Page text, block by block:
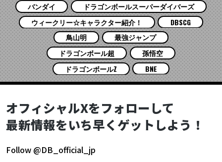
バンダイ
ドラゴンボールスーパーダイバーズ
ウィークリー☆キャラクター紹介！
DBSCG
鳥山明
最強ジャンプ
ドラゴンボール超
孫悟空
ドラゴンボールZ
BNE
オフィシャルXをフォローして
最新情報をいち早くゲットしよう！
Follow @DB_official_jp